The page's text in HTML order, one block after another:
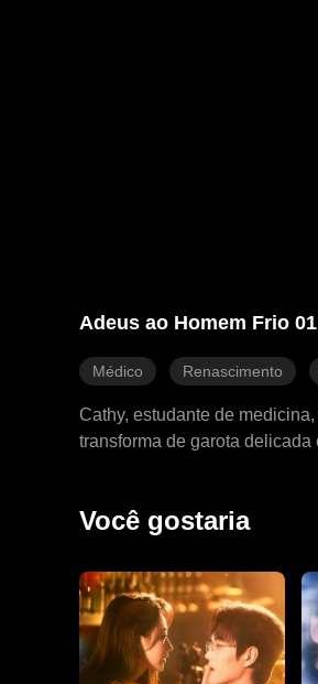
Adeus ao Homem Frio 01
Médico Renascimento
Cathy, estudante de
transforma de garota
Você gostaria